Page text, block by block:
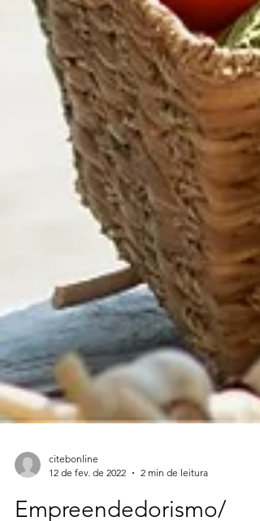
12 de fev. de 2022
2 min de leitura